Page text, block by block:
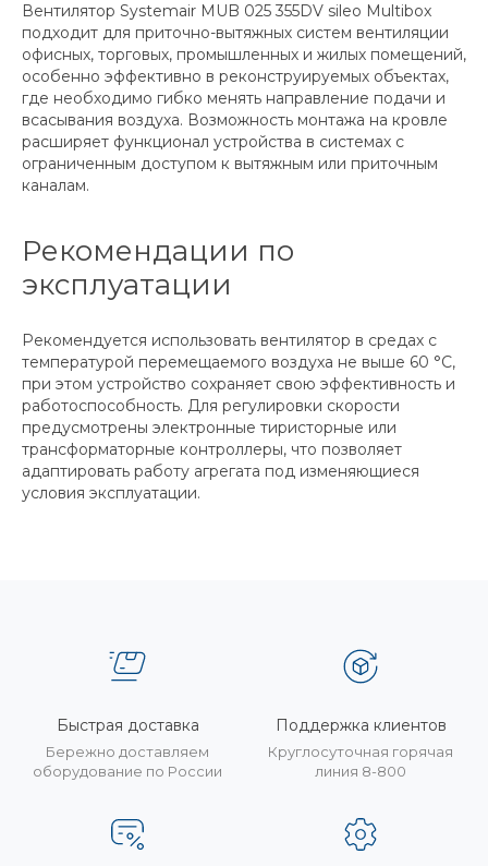
Вентилятор Systemair MUB 025 355DV sileo Multibox
подходит для приточно-вытяжных систем вентиляции
офисных, торговых, промышленных и жилых помещений,
особенно эффективно в реконструируемых объектах,
где необходимо гибко менять направление подачи и
всасывания воздуха. Возможность монтажа на кровле
расширяет функционал устройства в системах с
ограниченным доступом к вытяжным или приточным
каналам.
Рекомендации по
эксплуатации
Рекомендуется использовать вентилятор в средах с
температурой перемещаемого воздуха не выше 60 °C,
при этом устройство сохраняет свою эффективность и
работоспособность. Для регулировки скорости
предусмотрены электронные тиристорные или
трансформаторные контроллеры, что позволяет
адаптировать работу агрегата под изменяющиеся
условия эксплуатации.
Быстрая доставка
Бережно доставляем
оборудование по России
Поддержка клиентов
Круглосуточная горячая
линия 8-800